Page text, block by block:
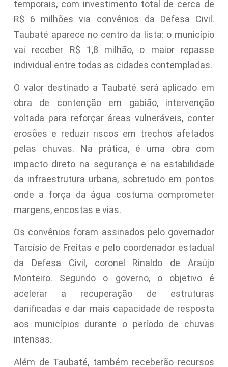
temporais, com investimento total de cerca de
R$ 6 milhões via convênios da Defesa Civil.
Taubaté aparece no centro da lista: o município
vai receber R$ 1,8 milhão, o maior repasse
individual entre todas as cidades contempladas.
O valor destinado a Taubaté será aplicado em
obra de contenção em gabião, intervenção
voltada para reforçar áreas vulneráveis, conter
erosões e reduzir riscos em trechos afetados
pelas chuvas. Na prática, é uma obra com
impacto direto na segurança e na estabilidade
da infraestrutura urbana, sobretudo em pontos
onde a força da água costuma comprometer
margens, encostas e vias.
Os convênios foram assinados pelo governador
Tarcísio de Freitas e pelo coordenador estadual
da Defesa Civil, coronel Rinaldo de Araújo
Monteiro. Segundo o governo, o objetivo é
acelerar a recuperação de estruturas
danificadas e dar mais capacidade de resposta
aos municípios durante o período de chuvas
intensas.
Além de Taubaté, também receberão recursos